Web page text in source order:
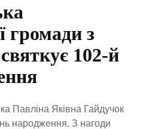
громади з
102-й
Павліна Яківна Гайдучок
народження. З нагоди